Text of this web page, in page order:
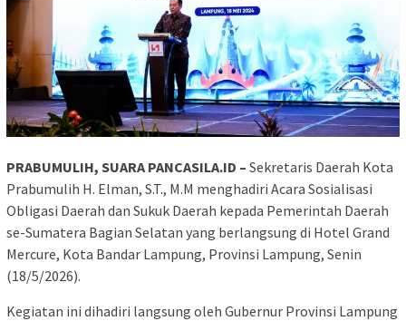
PRABUMULIH, SUARA PANCASILA.ID – Sekretaris Daerah Kota
Prabumulih H. Elman, S.T., M.M menghadiri Acara Sosialisasi
Obligasi Daerah dan Sukuk Daerah kepada Pemerintah Daerah
se-Sumatera Bagian Selatan yang berlangsung di Hotel Grand
Mercure, Kota Bandar Lampung, Provinsi Lampung, Senin
(18/5/2026).
Kegiatan ini dihadiri langsung oleh Gubernur Provinsi Lampung